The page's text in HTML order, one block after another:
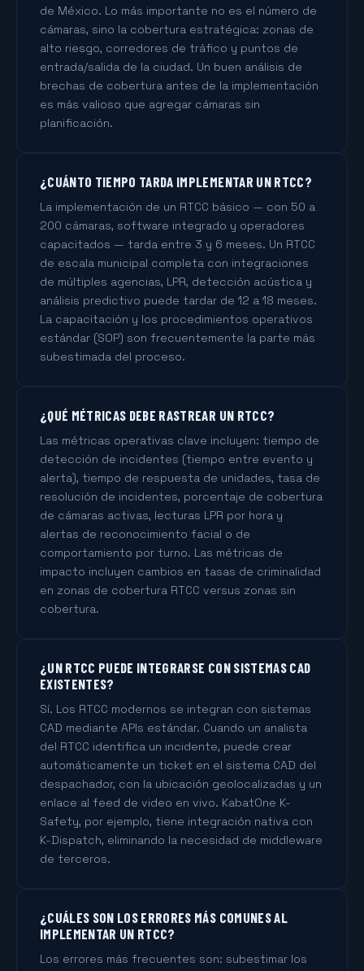
de México. Lo más importante no es el número de
cámaras, sino la cobertura estratégica: zonas de
alto riesgo, corredores de tráfico y puntos de
entrada/salida de la ciudad. Un buen análisis de
brechas de cobertura antes de la implementación
es más valioso que agregar cámaras sin
planificación.
¿CUÁNTO TIEMPO TARDA IMPLEMENTAR UN RTCC?
La implementación de un RTCC básico — con 50 a
200 cámaras, software integrado y operadores
capacitados — tarda entre 3 y 6 meses. Un RTCC
de escala municipal completa con integraciones
de múltiples agencias, LPR, detección acústica y
análisis predictivo puede tardar de 12 a 18 meses.
La capacitación y los procedimientos operativos
estándar (SOP) son frecuentemente la parte más
subestimada del proceso.
¿QUÉ MÉTRICAS DEBE RASTREAR UN RTCC?
Las métricas operativas clave incluyen: tiempo de
detección de incidentes (tiempo entre evento y
alerta), tiempo de respuesta de unidades, tasa de
resolución de incidentes, porcentaje de cobertura
de cámaras activas, lecturas LPR por hora y
alertas de reconocimiento facial o de
comportamiento por turno. Las métricas de
impacto incluyen cambios en tasas de criminalidad
en zonas de cobertura RTCC versus zonas sin
cobertura.
¿UN RTCC PUEDE INTEGRARSE CON SISTEMAS CAD
EXISTENTES?
Sí. Los RTCC modernos se integran con sistemas
CAD mediante APIs estándar. Cuando un analista
del RTCC identifica un incidente, puede crear
automáticamente un ticket en el sistema CAD del
despachador, con la ubicación geolocalizadas y un
enlace al feed de video en vivo. KabatOne K-
Safety, por ejemplo, tiene integración nativa con
K-Dispatch, eliminando la necesidad de middleware
de terceros.
¿CUÁLES SON LOS ERRORES MÁS COMUNES AL
IMPLEMENTAR UN RTCC?
Los errores más frecuentes son: subestimar los